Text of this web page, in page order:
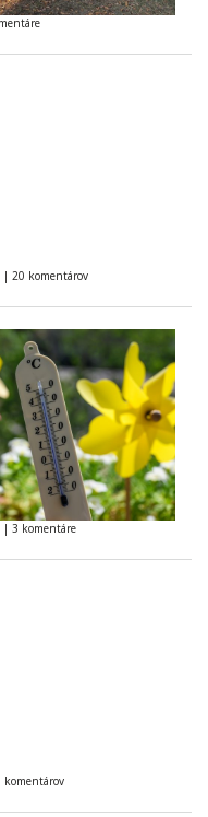
| 20 komentárov
| 3 komentáre
komentárov